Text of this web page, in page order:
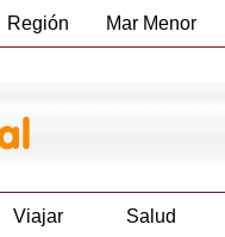
Región Mar Menor
Viajar Salud